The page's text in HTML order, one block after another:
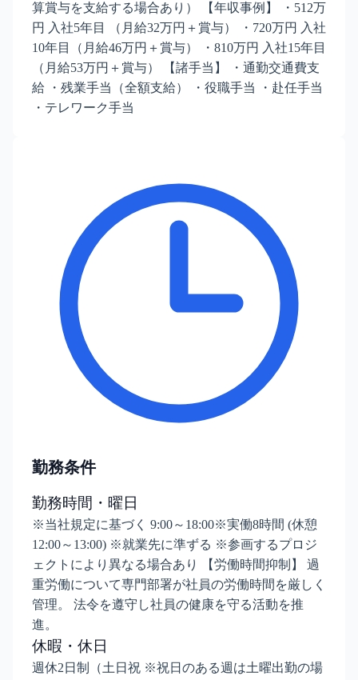
算賞与を支給する場合あり） 【年収事例】 ・512万
円 入社5年目 （月給32万円＋賞与） ・720万円 入社
10年目（月給46万円＋賞与） ・810万円 入社15年目
（月給53万円＋賞与） 【諸手当】 ・通勤交通費支
給 ・残業手当（全額支給） ・役職手当 ・赴任手当
・テレワーク手当
勤務条件
勤務時間・曜日
※当社規定に基づく 9:00～18:00※実働8時間 (休憩
12:00～13:00) ※就業先に準ずる ※参画するプロジ
ェクトにより異なる場合あり 【労働時間抑制】 過
重労働について専門部署が社員の労働時間を厳しく
管理。 法令を遵守し社員の健康を守る活動を推
進。
休暇・休日
週休2日制（土日祝 ※祝日のある週は土曜出勤の場